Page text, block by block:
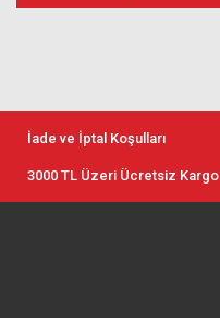
İade ve İptal Koşulları
3000 TL Üzeri Ücretsiz Kargo